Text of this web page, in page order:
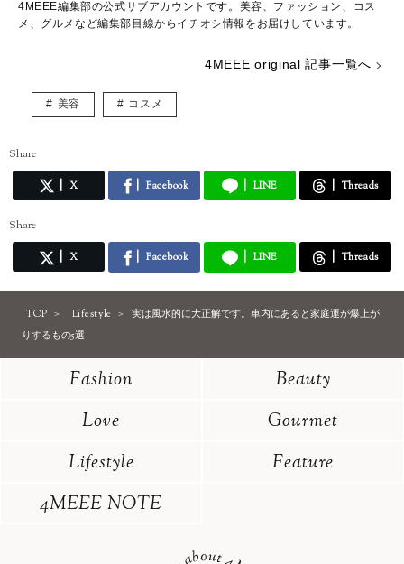
4MEEE編集部の公式サブアカウントです。美容、ファッション、コス
メ、グルメなど編集部目線からイチオシ情報をお届けしています。
4MEEE original 記事一覧へ
美容 コスメ
Share
X Facebook LINE Threads
Share
X Facebook LINE Threads
TOP Lifestyle
実は風水的に大正解です。車内にあると家庭運が爆上が
りするもの5選
Fashion
Beauty
Love
Gourmet
Lifestyle
Feature
4MEEE NOTE